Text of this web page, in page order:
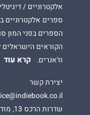
אלקטרוניים /
ספרים
הספרים בפני המון
הקוראים
וז'אנרים.
קרא עוד
יצירת קשר
שדרות הרכס 13, מודיעין